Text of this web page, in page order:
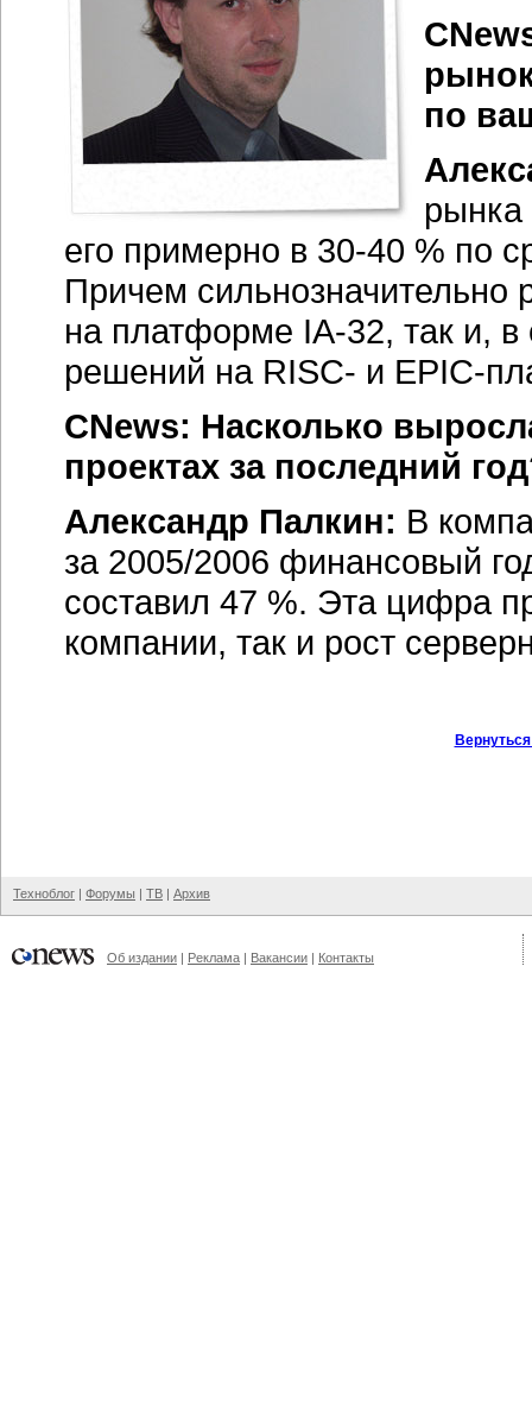
по
его примерно в 30-40 % по
Причем сильнозначительно
на платформе IA-32, так и,
решений на RISC- и EPIC-
CNews: Насколько
проектах за последний
Александр Палкин: В
за 2005/2006 финансовый
составил 47 %. Эта цифра
компании, так и рост
Техноблог | Форумы | ТВ | Архив
Об издании | Реклама | Вакансии | Контакты